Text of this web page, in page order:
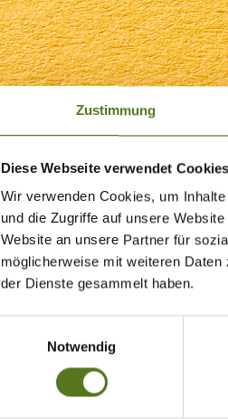
Zustimmung
Diese Webseite verwendet Cookies
Wir verwenden Cookies, um
und die Zugriffe auf unsere
Website an unsere Partner für
möglicherweise mit weiteren
der Dienste gesammelt haben.
Notwendig